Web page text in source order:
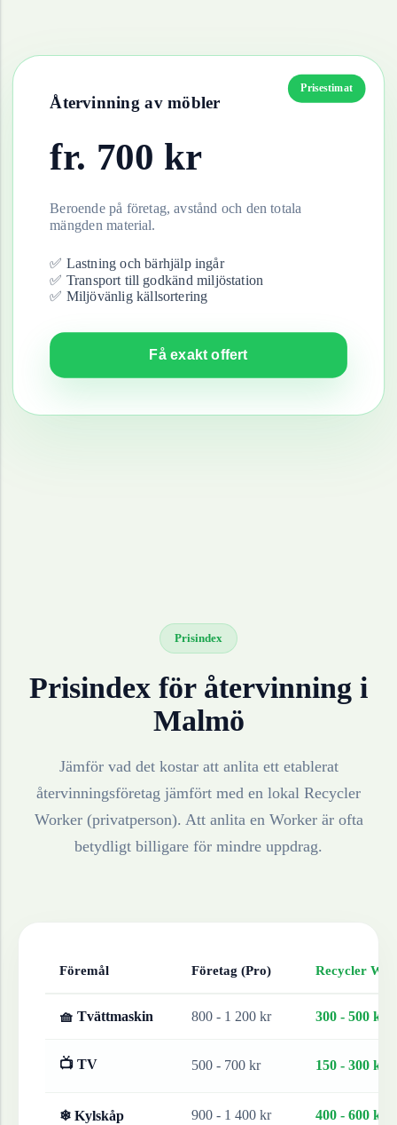
Prisestimat
Återvinning av möbler
fr. 700 kr
Beroende på företag, avstånd och den totala
mängden material.
✅ Lastning och bärhjälp ingår
✅ Transport till godkänd miljöstation
✅ Miljövänlig källsortering
Få exakt offert
Prisindex
Prisindex för återvinning i
Malmö
Jämför vad det kostar att anlita ett etablerat
återvinningsföretag jämfört med en lokal Recycler
Worker (privatperson). Att anlita en Worker är ofta
betydligt billigare för mindre uppdrag.
Föremål Företag (Pro) Recycler
🧺 Tvättmaskin 800 - 1 200 kr 300 - 500 kr
📺 TV 500 - 700 kr 150 - 300 kr
❄ Kylskåp 900 - 1 400 kr 400 - 600 kr